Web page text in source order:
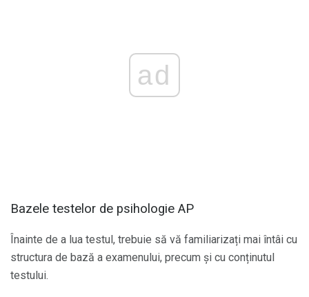
ad
Bazele testelor de psihologie AP
Înainte de a lua testul, trebuie să vă familiarizați mai întâi cu
structura de bază a examenului, precum și cu conținutul
testului.